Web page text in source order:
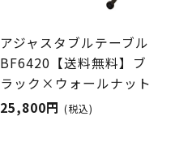
アジャスタブルテーブル
BF6420【送料無料】ブ
ラック×ウォールナット
25,800円(税込)